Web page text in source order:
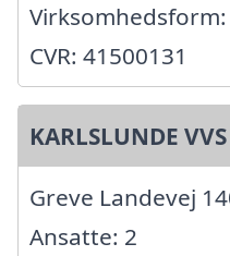
CVR: 41500131
KARLSLUNDE
Greve Landevej
Ansatte: 2